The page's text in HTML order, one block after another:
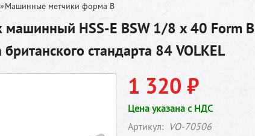
»Машинные метчики форма В
HSS-E BSW 1/8 x 40 Form B
стандарта 84 VOLKEL
1 320 ₽
Цена указана с НДС
Артикул: VO-70506